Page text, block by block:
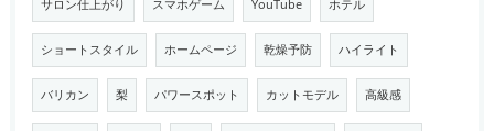
サロン仕上がり スマホゲーム YouTube ホテル
ショートスタイル ホームページ 乾燥予防 ハイライト
バリカン 梨 パワースポット カットモデル 高級感